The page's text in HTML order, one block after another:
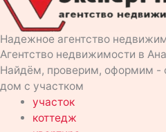
Надежное агентство
Агентство недвижимости в
Найдём, проверим, оформим -
дом с участком
участок
коттедж